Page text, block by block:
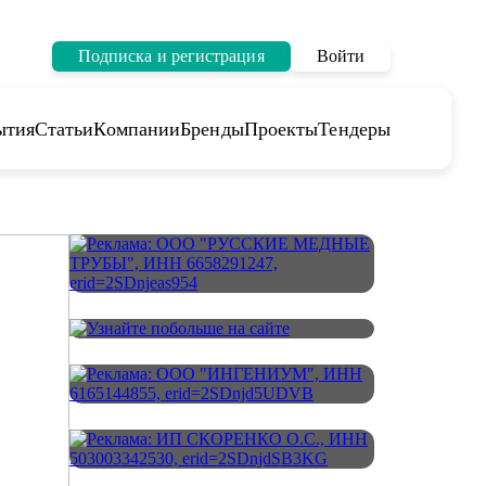
Подписка и регистрация Войти
СтатьиКомпанииБрендыПроектыТендеры